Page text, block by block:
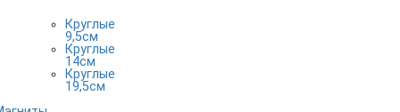
Круглые
9,5см
Круглые
14см
Круглые
19,5см